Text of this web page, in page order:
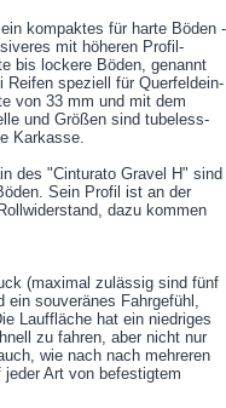
kompaktes für harte Böden -
mit höheren Profil-
bis lockere Böden, genannt
Reifen speziell für Querfeldein-
von 33 mm und mit dem
und Größen sind tubeless-
Karkasse.
des "Cinturato Gravel H" sind
Sein Profil ist an der
dazu kommen
(maximal zulässig sind fünf
ein souveränes Fahrgefühl,
Lauffläche hat ein niedriges
zu fahren, aber nicht nur
wie nach nach mehreren
Art von befestigtem